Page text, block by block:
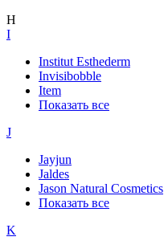
H
I
Institut Esthederm
Invisibobble
Item
Показать все
J
Jayjun
Jaldes
Jason Natural Cosmetics
Показать все
K